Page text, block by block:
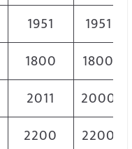
1951
1951
1800
1800
2011
2000
2200
2200